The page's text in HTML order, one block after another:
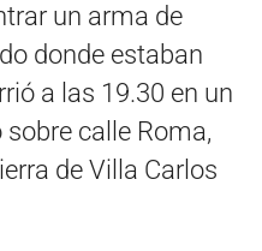
un arma de
donde estaban
a las 19.30 en un
calle Roma,
de Villa Carlos